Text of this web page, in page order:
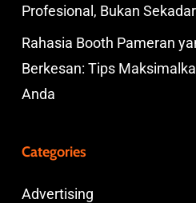
Profesional, Bukan
Rahasia Booth Pameran
Berkesan: Tips
Anda
Categories
Advertising